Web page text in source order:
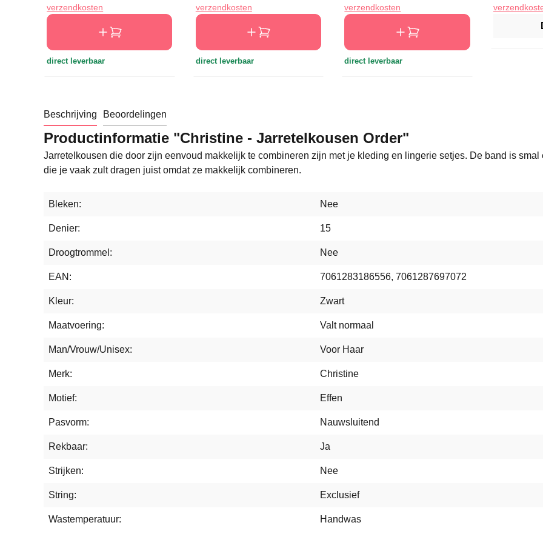
verzendkosten
direct leverbaar
verzendkosten
direct leverbaar
verzendkosten
direct leverbaar
Beschrijving Beoordelingen
Productinformatie "Christine - Jarretelkousen Order"
Jarretelkousen die door zijn eenvoud makkelijk te combineren zijn met je kleding en lingerie setjes. De band is
die je vaak zult dragen juist omdat ze makkelijk combineren.
Bleken: Nee
Denier: 15
Droogtrommel: Nee
EAN: 7061283186556, 7061287697072
Kleur: Zwart
Maatvoering: Valt normaal
Man/Vrouw/Unisex: Voor Haar
Merk: Christine
Motief: Effen
Pasvorm: Nauwsluitend
Rekbaar: Ja
Strijken: Nee
String: Exclusief
Wastemperatuur: Handwas